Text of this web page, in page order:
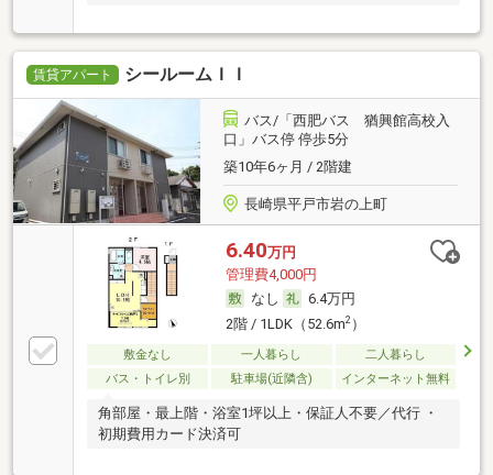
賃貸アパート シールームＩＩ
バス/「西肥バス 猶興館高校入
口」バス停 停歩5分
築10年6ヶ月 / 2階建
長崎県平戸市岩の上町
6.40万円
管理費4,000円
なし
6.4万円
2階 / 1LDK（52.6m2）
敷金なし 一人暮らし
二人暮らし
バス・トイレ別
駐車場(近隣含) インターネット無料
角部屋・最上階・浴室1坪以上・保証人不要／代行 ・
初期費用カード決済可